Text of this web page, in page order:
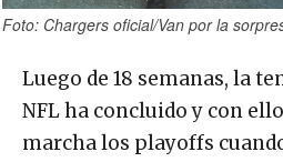
Foto: Chargers oficial/Van por la
Luego de 18 semanas, la
NFL ha concluido y con
marcha los playoffs